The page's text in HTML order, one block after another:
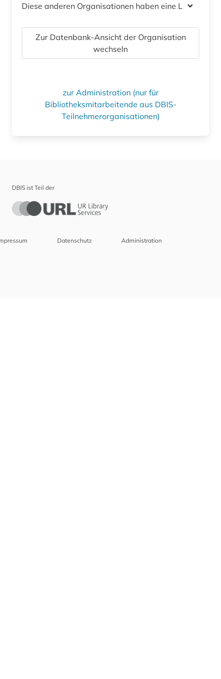
Diese anderen Organisationen haben eine Lizenz
Zur Datenbank-Ansicht der Organisation
wechseln
zur Administration (nur für
Bibliotheksmitarbeitende aus DBIS-
Teilnehmerorganisationen)
DBIS ist Teil der
Datenschutz Administration